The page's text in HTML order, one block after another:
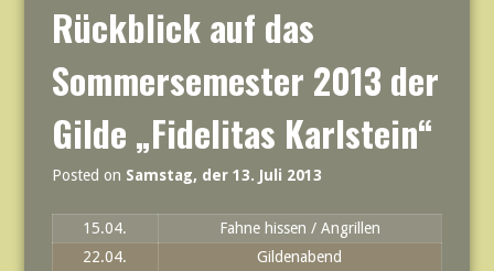
Rückblick auf das
Sommersemester 2013 der
Gilde „Fidelitas Karlstein“
Posted on Samstag, der 13. Juli 2013
15.04.
Fahne hissen / Angrillen
22.04.
Gildenabend